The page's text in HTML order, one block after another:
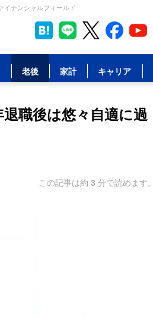
イナンシャルフィールド
老後 家計 キャリア
職後は悠々自適に過
この記事は約 3 分で読めます。